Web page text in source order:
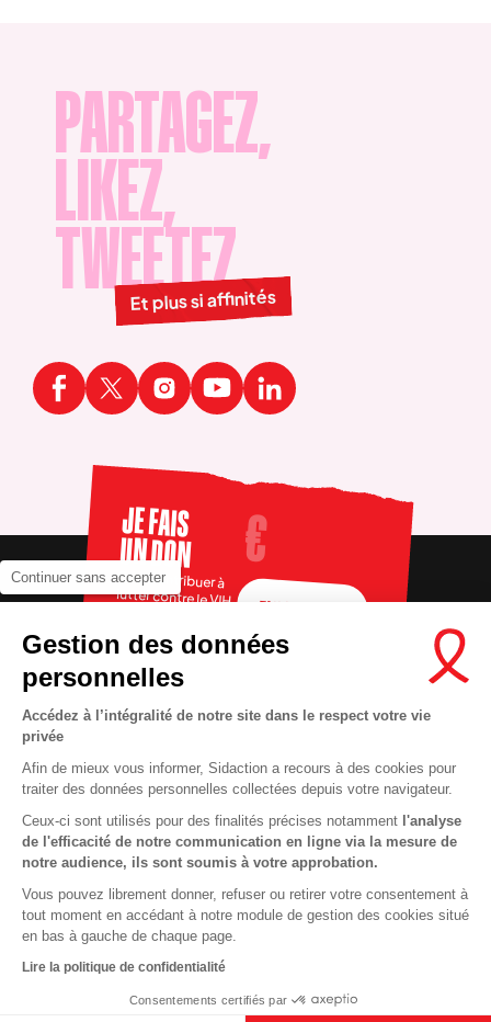
Continuer sans accepter
Gestion des données
personnelles
Accédez à l’intégralité de notre site dans le respect votre vie
privée
Afin de mieux vous informer, Sidaction a recours à des cookies pour
traiter des données personnelles collectées depuis votre navigateur.
Ceux-ci sont utilisés pour des finalités précises notamment l'analyse
de l'efficacité de notre communication en ligne via la mesure de
notre audience, ils sont soumis à votre approbation.
Vous pouvez librement donner, refuser ou retirer votre consentement à
tout moment en accédant à notre module de gestion des cookies situé
en bas à gauche de chaque page.
Lire la politique de confidentialité
Consentements certifiés par
PARTAGEZ,
LIKEZ,
TWEETEZ
Et plus si affinités
Contact
Presse
FAQ
Info santé
Espace donateurs
RECRUTEMENT
MENTIONS LÉGALES
VIE PRIVÉE
PLAN DU SITE
JE FAIS
UN DON
Pour contribuer à
lutter contre le VIH FAIRE UN DON